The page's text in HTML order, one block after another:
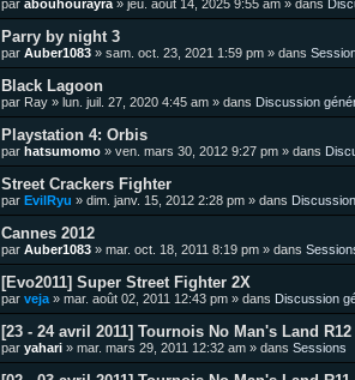
par abouhourayra » jeu. août 14, 2025 9:55 am » dans
Parry by night 3
par Auber1083 » sam. oct. 23, 2021 1:59 pm » dans
Black Lagoon
par Ray » lun. juil. 27, 2020 4:45 am » dans Discussion
Playstation 4: Orbis
par hatsumomo » ven. mars 30, 2012 9:27 pm » dans
Street Crackers Fighter
par EvilRyu » dim. janv. 15, 2012 2:28 pm » dans
Cannes 2012
par Auber1083 » mar. oct. 18, 2011 8:19 pm » dans
[Evo2011] Super Street Fighter 2X
par veja » mar. août 02, 2011 12:43 pm » dans Discussion
[23 - 24 avril 2011] Tournois No Man's Land
par yahari » mar. mars 29, 2011 12:32 am » dans Sessions